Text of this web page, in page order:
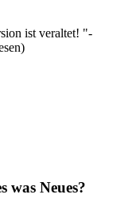
ist veraltet! "-
was Neues?